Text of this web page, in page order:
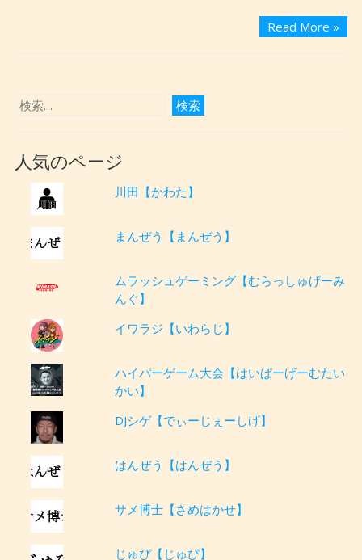
Read More »
人気のページ
川田【かわた】
まんぜう【まんぜう】
ムラッシュゲーミング【むらっしゅげーみ
んぐ】
イワラジ【いわらじ】
ハイパーゲーム大会【はいぱーげーむたい
かい】
DJシゲ【でぃーじぇーしげ】
はんぜう【はんぜう】
サメ博士【さめはかせ】
じゅぴ【じゅぴ】